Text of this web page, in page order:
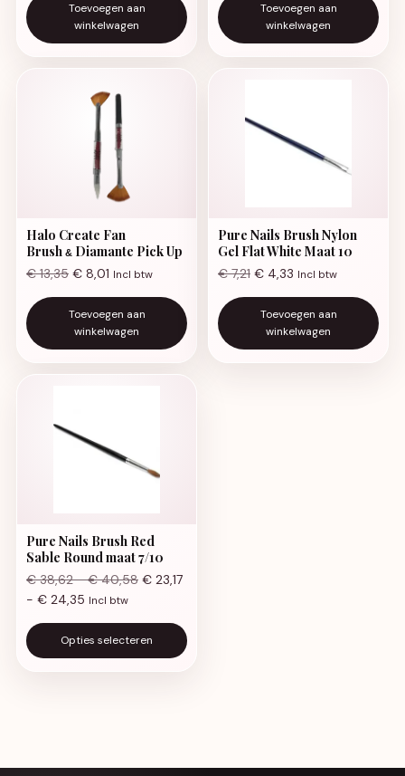
Toevoegen aan
winkelwagen
Toevoegen aan
winkelwagen
Halo Create Fan
Brush & Diamante Pick Up
€13,35 € 8,01 Incl btw
Toevoegen aan
winkelwagen
Pure Nails Brush Nylon
Gel Flat White Maat 10
€7,21 € 4,33 Incl btw
Toevoegen aan
winkelwagen
Pure Nails Brush Red
Sable Round maat 7/10
€38,62 - €40,58Prijsklasse: € 38,62 tot € 40,58
€ 23,17
- € 24,35 Prijsklasse: € 23,17 tot € 24,35
Incl btw
Opties selecteren